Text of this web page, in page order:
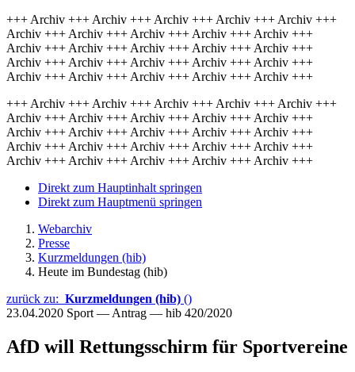
+++ Archiv +++ Archiv +++ Archiv +++ Archiv +++ Archiv +++
Archiv +++ Archiv +++ Archiv +++ Archiv +++ Archiv +++
Archiv +++ Archiv +++ Archiv +++ Archiv +++ Archiv +++
Archiv +++ Archiv +++ Archiv +++ Archiv +++ Archiv +++
Archiv +++ Archiv +++ Archiv +++ Archiv +++ Archiv +++
+++ Archiv +++ Archiv +++ Archiv +++ Archiv +++ Archiv +++
Archiv +++ Archiv +++ Archiv +++ Archiv +++ Archiv +++
Archiv +++ Archiv +++ Archiv +++ Archiv +++ Archiv +++
Archiv +++ Archiv +++ Archiv +++ Archiv +++ Archiv +++
Archiv +++ Archiv +++ Archiv +++ Archiv +++ Archiv +++
Direkt zum Hauptinhalt springen
Direkt zum Hauptmenü springen
Webarchiv
Presse
Kurzmeldungen (hib)
Heute im Bundestag (hib)
zurück zu: Kurzmeldungen (hib) ()
23.04.2020 Sport — Antrag — hib 420/2020
AfD will Rettungsschirm für Sportvereine